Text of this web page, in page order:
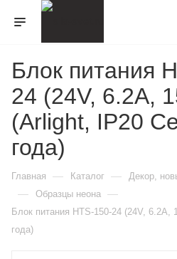
Блок питания
24 (24V, 6.2A,
(Arlight, IP20
года)
Главная — Каталог — Декор,
— Образцы неона —
Блок питания HTS-150-24 (24V, 6.2A,
года)